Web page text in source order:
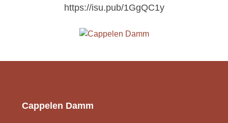
https://isu.pub/1GgQC1y
Cappelen Damm